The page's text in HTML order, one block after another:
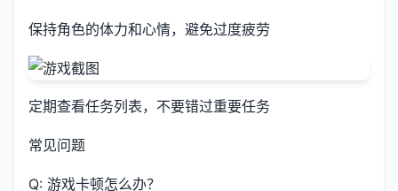
保持角色的体力和心情，避免过度疲劳
定期查看任务列表，不要错过重要任务
常见问题
Q: 游戏卡顿怎么办？